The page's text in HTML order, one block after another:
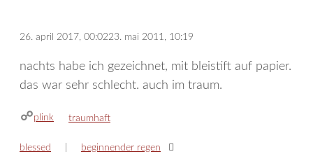
26. april 2017, 00:0223. mai 2011, 10:19
nachts habe ich gezeichnet, mit bleistift auf papier.
das war sehr schlecht. auch im traum.
plink kategorien
traumhaft
blessed beginnender regen